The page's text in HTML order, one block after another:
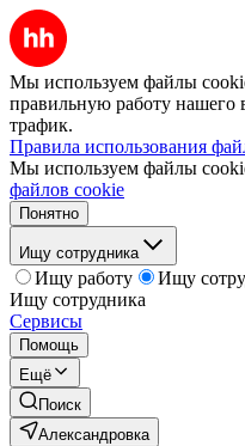
Мы используем файлы
правильную работу нашего
трафик.
Правила использования
Мы используем файлы
файлов cookie
Понятно
Ищу сотрудника
Ищу работу
Ищу
Ищу сотрудника
Сервисы
Помощь
Ещё
Поиск
Александровка